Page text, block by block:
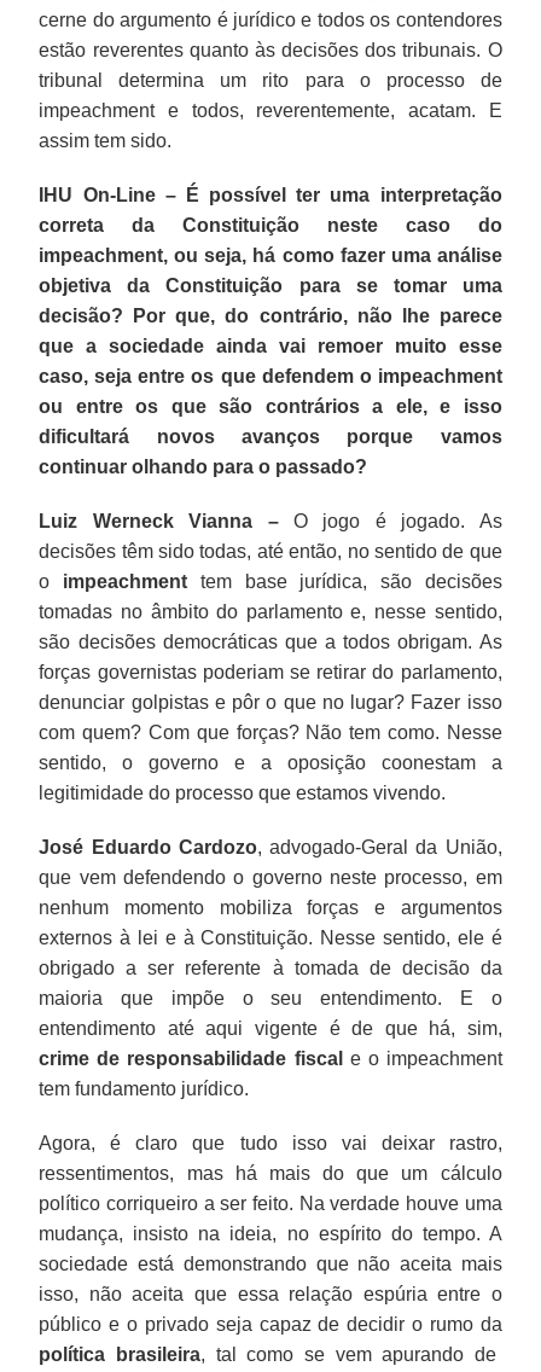
cerne do argumento é jurídico e todos os contendores
estão reverentes quanto às decisões dos tribunais. O
tribunal determina um rito para o processo de
impeachment e todos, reverentemente, acatam. E
assim tem sido.
IHU On-Line – É possível ter uma interpretação
correta da Constituição neste caso do
impeachment, ou seja, há como fazer uma análise
objetiva da Constituição para se tomar uma
decisão? Por que, do contrário, não lhe parece
que a sociedade ainda vai remoer muito esse
caso, seja entre os que defendem o impeachment
ou entre os que são contrários a ele, e isso
dificultará novos avanços porque vamos
continuar olhando para o passado?
Luiz Werneck Vianna –O jogo é jogado. As
decisões têm sido todas, até então, no sentido de que
o impeachment tem base jurídica, são decisões
tomadas no âmbito do parlamento e, nesse sentido,
são decisões democráticas que a todos obrigam. As
forças governistas poderiam se retirar do parlamento,
denunciar golpistas e pôr o que no lugar? Fazer isso
com quem? Com que forças? Não tem como. Nesse
sentido, o governo e a oposição coonestam a
legitimidade do processo que estamos vivendo.
José Eduardo Cardozo, advogado-Geral da União,
que vem defendendo o governo neste processo, em
nenhum momento mobiliza forças e argumentos
externos à lei e à Constituição. Nesse sentido, ele é
obrigado a ser referente à tomada de decisão da
maioria que impõe o seu entendimento. E o
entendimento até aqui vigente é de que há, sim,
crime de responsabilidade fiscal e o impeachment
tem fundamento jurídico.
Agora, é claro que tudo isso vai deixar rastro,
ressentimentos, mas há mais do que um cálculo
político corriqueiro a ser feito. Na verdade houve uma
mudança, insisto na ideia, no espírito do tempo. A
sociedade está demonstrando que não aceita mais
isso, não aceita que essa relação espúria entre o
público e o privado seja capaz de decidir o rumo da
política brasileira, tal como se vem apurando de